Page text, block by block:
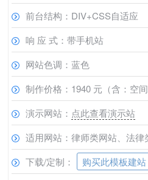
前台结构：DIV+CSS自适应
响 应 式：带手机站
网站色调：蓝色
制作价格：1940 元（含：空间+源
演示网站： 点此查看演示站
适用网站：律师类网站、法律类网站、咨询类网
下载/定制：
购买此模板建站